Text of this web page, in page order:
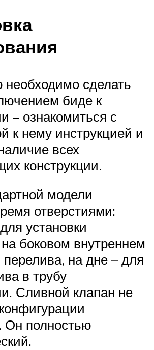
необходимо сделать
биде к
– ознакомиться с
к нему инструкцией и
всех
конструкции.
модели
отверстиями:
установки
боковом внутреннем
перелива, на дне – для
в трубу
Сливной клапан не
Он полностью